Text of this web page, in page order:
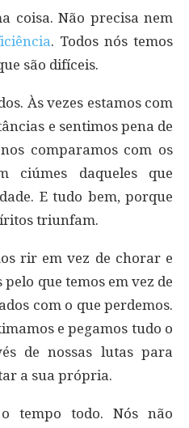
coisa. Não precisa nem
. Todos nós temos
são difíceis.
Às vezes estamos com
e sentimos pena de
comparamos com os
ciúmes daqueles que
E tudo bem, porque
triunfam.
rir em vez de chorar e
que temos em vez de
com o que perdemos.
e pegamos tudo o
de nossas lutas para
a sua própria.
tempo todo. Nós não